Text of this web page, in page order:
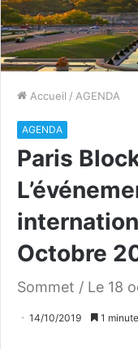
Accueil / AGENDA
AGENDA
Paris
Octobre
Sommet / Le 18
14/10/2019 1